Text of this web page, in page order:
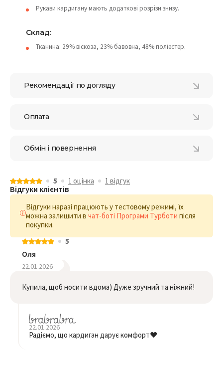
Рукави кардигану мають додаткові розрізи знизу.
Склад:
Тканина: 29% віскоза, 23% бавовна, 48% поліестер.
Рекомендації по догляду
Оплата
Обмін і повернення
5 1 оцiнка 1 відгук
Відгуки клієнтів
Відгуки наразі працюють у тестовому режимі, їх
можна залишити в чат-боті Програми Турботи після
покупки.
5
Оля
22.01.2026
Купила, щоб носити вдома) Дуже зручний та ніжний!
22.01.2026
Радіємо, що кардиган дарує комфорт❤️